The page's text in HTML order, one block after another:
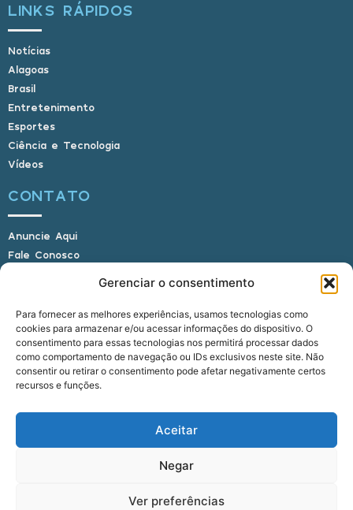
Gerenciar o consentimento
Para fornecer as melhores experiências, usamos tecnologias como
cookies para armazenar e/ou acessar informações do dispositivo. O
consentimento para essas tecnologias nos permitirá processar dados
como comportamento de navegação ou IDs exclusivos neste site. Não
consentir ou retirar o consentimento pode afetar negativamente certos
recursos e funções.
Aceitar
Negar
Ver preferências
LINKS RÁPIDOS
Notícias
Alagoas
Brasil
Entretenimento
Esportes
Ciência e Tecnologia
Vídeos
CONTATO
Anuncie Aqui
Fale Conosco
E-mail: alagoasbrasilnoticias@gmail.com
Telefone: (82) 9 9691-0391 (Whatsapp)
Responsável Técnico: Crysthyan Carlos
Rua do Sau - Centro - Anadia - AL - CEP:
© 2022 - 2026 Alagoas Brasil Notícias. Todos os
direitos reservados.
fiveagência